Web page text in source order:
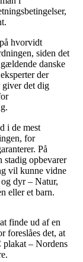
hvorvidt
siden det
danske
der
giver det dig
i de mest
for
På
stadig opbevarer
vil kunne vidne
dyr – Natur,
eller et barn.
finde ud af en
foreslåes det, at
– Nordens